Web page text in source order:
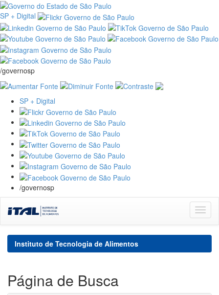
SP + Digital
/governosp
SP + Digital
/governosp
navigation
Instituto de Tecnologia de Alimentos
Página de Busca